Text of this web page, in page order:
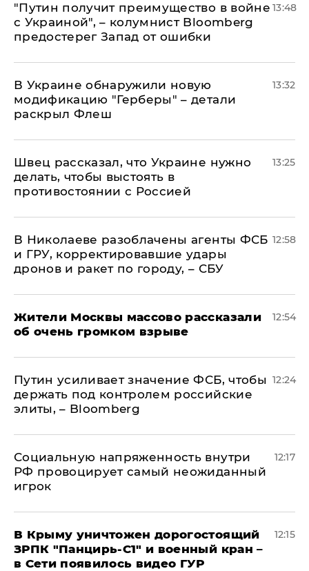
"Путин получит преимущество в войне
с Украиной", – колумнист Bloomberg
предостерег Запад от ошибки
13:48
В Украине обнаружили новую
модификацию "Герберы" – детали
раскрыл Флеш
13:32
Швец рассказал, что Украине нужно
делать, чтобы выстоять в
противостоянии с Россией
13:25
В Николаеве разоблачены агенты ФСБ
и ГРУ, корректировавшие удары
дронов и ракет по городу, – СБУ
12:58
Жители Москвы массово рассказали
об очень громком взрыве
12:54
Путин усиливает значение ФСБ, чтобы
держать под контролем российские
элиты, – Bloomberg
12:24
Социальную напряженность внутри
РФ провоцирует самый неожиданный
игрок
12:17
В Крыму уничтожен дорогостоящий
ЗРПК "Панцирь-С1" и военный кран –
в Сети появилось видео ГУР
12:15